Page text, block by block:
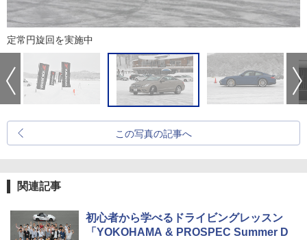
定常円旋回を実施中
この写真の記事へ
関連記事
初心者から学べるドライビングレッスン
「YOKOHAMA & PROSPEC Summer D